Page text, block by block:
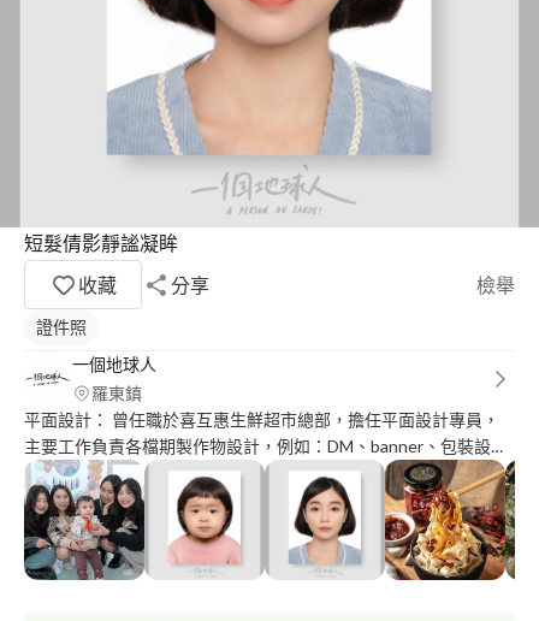
短髮倩影靜謐凝眸
收藏
分享 檢舉
證件照
一個地球人
羅東鎮
平面設計： 曾任職於喜互惠生鮮超市總部，擔任平面設計專員，
主要工作負責各檔期製作物設計，例如：DM、banner、包裝設
計、海報。在這份工作中讓我熟悉FB、IG各項功能使用方式，並
在規劃設計物中持續增加我的設計美感。 平面/動態攝影： 目前擔
任foodpanda特約攝影師，主要負責產品平面拍攝、修圖、調色、
燈光佈局及美化。曾在喜互惠擔任攝影師一職，製作開箱、料理、
採訪等主題Youtube影片。這些經歷培養我具備獨立執行棚拍、外